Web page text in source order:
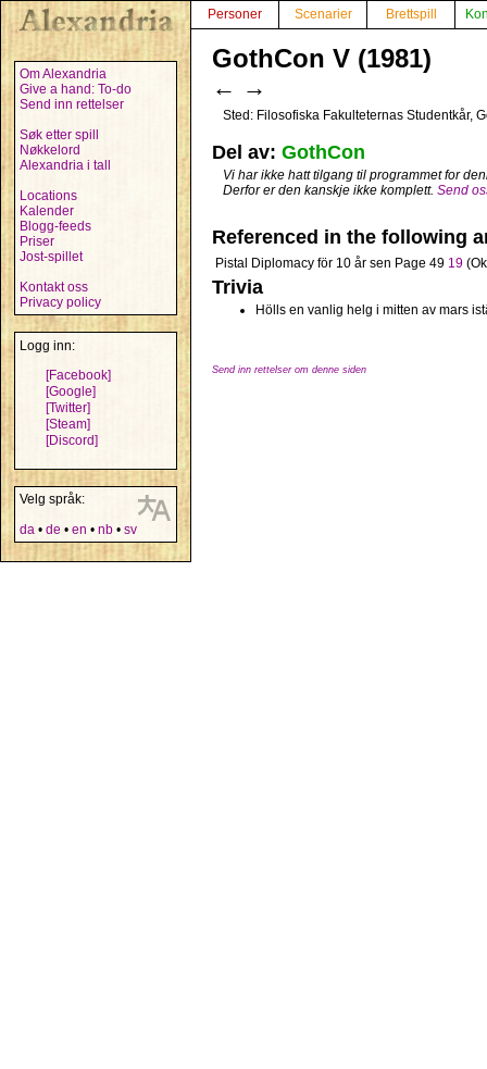
Om Alexandria
Give a hand: To-do
Send inn rettelser
Søk etter spill
Nøkkelord
Alexandria i tall
Locations
Kalender
Blogg-feeds
Priser
Jost-spillet
Kontakt oss
Privacy policy
Logg inn:
[Facebook]
[Google]
[Twitter]
[Steam]
[Discord]
Velg språk:
da • de • en • nb • sv
Personer Scenarier Brettspill
GothCon V (1981)
← →
Sted: Filosofiska Fakulteternas Studentkår,
Del av: GothCon
Vi har ikke hatt tilgang til programmet for
Derfor er den kanskje ikke komplett. Send
Referenced in the following
Pistal Diplomacy för 10 år sen Page 49 19
Trivia
Hölls en vanlig helg i mitten av mars
Send inn rettelser om denne siden